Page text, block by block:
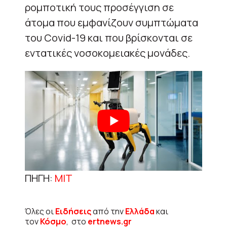
ρομποτική τους προσέγγιση σε
άτομα που εμφανίζουν συμπτώματα
του Covid-19 και που βρίσκονται σε
εντατικές νοσοκομειακές μονάδες.
ΠΗΓΗ: MIT
Όλες οιΕιδήσειςαπό τηνΕλλάδακαι
τονΚόσμο, στο ertnews.gr